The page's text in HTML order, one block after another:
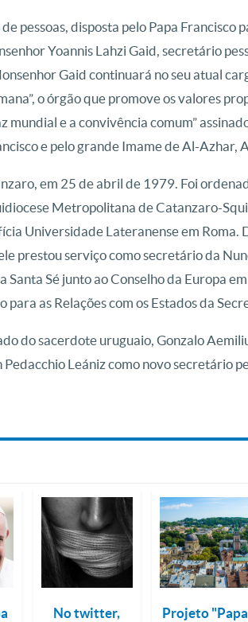
pessoas, disposta pelo Papa Francisco
Yoannis Lahzi Gaid, secretário
Gaid continuará no seu atual
o órgão que promove os valores
mundial e a convivência comum”
e pelo grande Imame de Al-Azhar,
em 25 de abril de 1979. Foi
Metropolitana de Catanzaro-
Universidade Lateranense em Roma.
prestou serviço como secretário da
Santa Sé junto ao Conselho da Europa
as Relações com os Estados da
do sacerdote uruguaio, Gonzalo
Leániz como novo secretário
No twitter,
Projeto "Papa